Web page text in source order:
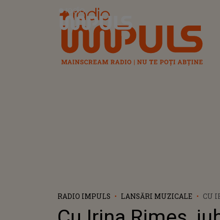
Radio Impuls
RADIO IMPULS LANSĂRI MUZICALE
CU